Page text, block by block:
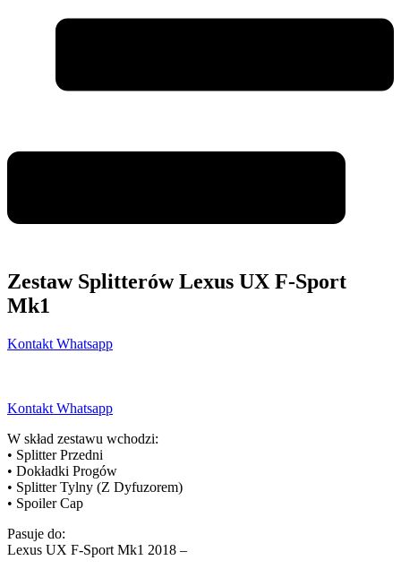
Zestaw Splitterów Lexus UX F-Sport
Mk1
Kontakt Whatsapp
Kontakt Whatsapp
W skład zestawu wchodzi:
• Splitter Przedni
• Dokładki Progów
• Splitter Tylny (Z Dyfuzorem)
• Spoiler Cap
Pasuje do:
Lexus UX F-Sport Mk1 2018 –